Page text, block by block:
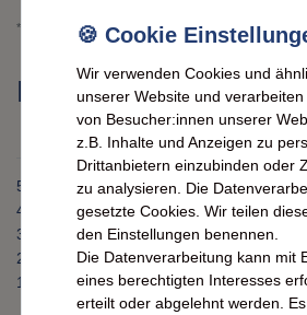
* inkl. ges. MwSt. zzgl. Versandkosten
Kundenrezensionen
5
0
4
0
3
0
2
0
1
0
Wir verwenden Cookies und
unserer Website und
von Besucher:innen unserer
z.B. Inhalte und Anzeigen zu
Drittanbietern einzubinden oder
zu analysieren. Die
gesetzte Cookies. Wir teilen
den Einstellungen benennen.
Die Datenverarbeitung kann mit
eines berechtigten Interesses
erteilt oder abgelehnt werden.